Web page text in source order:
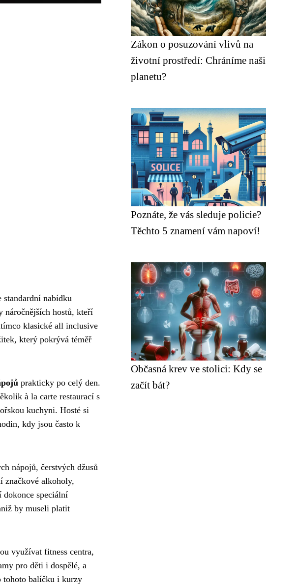
standardní nabídku
náročnějších hostů, kteří
klasické all inclusive
který pokrývá téměř
prakticky po celý den.
à la carte restaurací s
kuchyni. Hosté si
kdy jsou často k
nápojů, čerstvých džusů
značkové alkoholy,
speciální
by museli platit
využívat fitness centra,
pro děti i dospělé, a
tohoto balíčku i kurzy
Zákon o posuzování vlivů na
životní prostředí: Chráníme naši
planetu?
Poznáte, že vás sleduje policie?
Těchto 5 znamení vám napoví!
Občasná krev ve stolici: Kdy se
začít bát?